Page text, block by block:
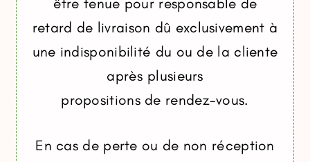
retard de livraison dû exclusivement à
une indisponibilité du ou de la cliente
après plusieurs
propositions de rendez-vous.
En cas de perte ou de non réception